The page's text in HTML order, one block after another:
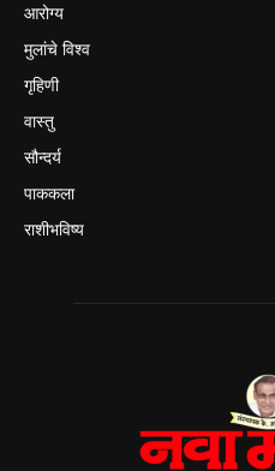
आरोग्य
मुलांचे विश्व
गृहिणी
वास्तु
सौन्दर्य
पाककला
राशीभविष्य